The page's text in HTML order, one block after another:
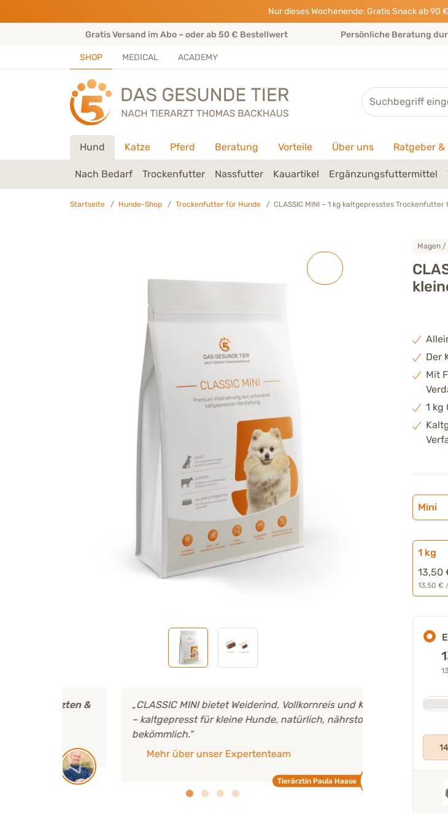
Nur dieses Wochenende: Gratis Snack ab 90
Gratis Versand im Abo – oder ab 50 € Bestellwert Persönliche Beratung
SHOP MEDICAL ACADEMY
Suche
Hund Katze Pferd Beratung Vorteile Über uns Ratgeber &
Nach Bedarf Trockenfutter Nassfutter Kauartikel Ergänzungsfuttermittel
Startseite Hunde-Shop Trockenfutter für Hunde CLASSIC MINI – 1 kg kaltgepresstes Trockenfutter
Magen /
„CLASSIC MINI bietet Weiderind, Vollkornreis und Kräuter
– kaltgepresst für kleine Hunde, natürlich, nährstoffreich,
bekömmlich.“
Mehr über unser Expertenteam
Tierärztin Paula Haase
100 % der
Geprüfte
Der
Mit
1 kg
Mini
1 kg
13,50
13,50 €